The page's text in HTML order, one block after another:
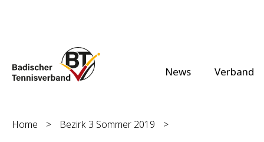
News Verband
Home > Bezirk 3 Sommer 2019
>